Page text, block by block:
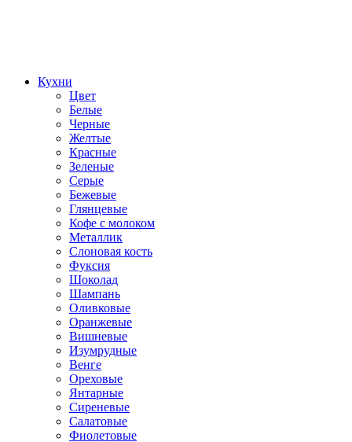
Кухни
Цвет
Белые
Черные
Желтые
Красные
Зеленые
Серые
Бежевые
Глянцевые
Кофе с молоком
Металлик
Слоновая кость
Фуксия
Шоколад
Шампань
Оливковые
Оранжевые
Вишневые
Изумрудные
Венге
Ореховые
Янтарные
Сиреневые
Салатовые
Фиолетовые